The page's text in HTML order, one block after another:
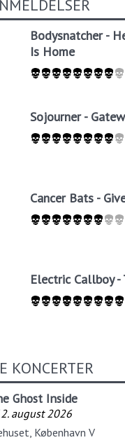
Bodysnatcher -
Is Home
Sojourner -
Cancer Bats -
Electric Callboy -
KONCERTER
Ghost Inside
august 2026
København V